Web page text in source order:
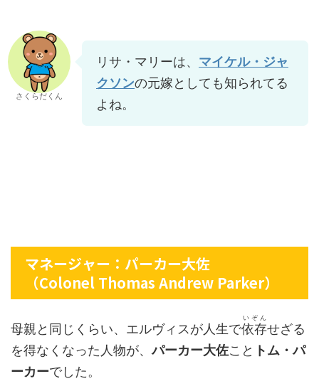
さくらだくん
リサ・マリーは、 マイケル・ジャ
クソンの元嫁としても知られてる
よね。
マネージャー：パーカー大佐
（Colonel Thomas Andrew Parker）
母親と同じくらい、エルヴィスが人生で依存
いぞん
せざる
を得なくなった人物が、パーカー大佐こと トム・パ
ーカーでした。